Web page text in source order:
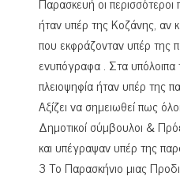
ήταν υπέρ της Κοζάνης, αν
που εκφράζονταν υπέρ της
ενυπόγραφα . Στα υπόλοιπα
πλειοψηφία ήταν υπέρ της
Αξίζει να σημειωθεί πως
Δημοτικοί σύμβουλοι &
και υπέγραψαν υπέρ της
3 Το Παρασκήνιο μιας